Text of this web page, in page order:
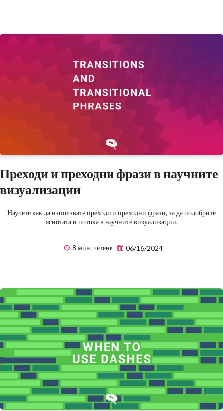
Преходи и преходни фрази в научните
визуализации
Научете как да използвате преходи и преходни фрази, за да подобрите
яснотата и потока в научните визуализации.
8 мин. четене 06/16/2024